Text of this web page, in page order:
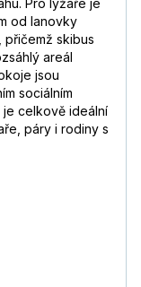
Pro lyžaře je
od lanovky
přičemž skibus
areál
jsou
sociálním
je celkově ideální
páry i rodiny s